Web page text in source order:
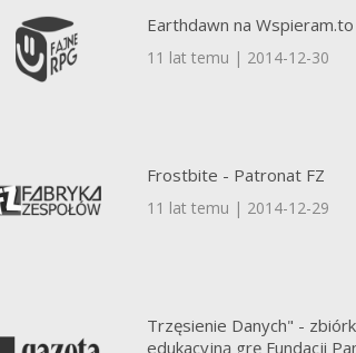
Earthdawn na Wspieram.to
11 lat temu | 2014-12-30
Frostbite - Patronat FZ
11 lat temu | 2014-12-29
Trzęsienie Danych" -
edukacyjną grę Fundacji